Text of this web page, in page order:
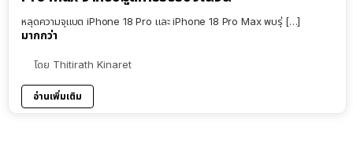
หลุดความจุแบต iPhone 18 Pro และ iPhone 18 Pro Max พบรุ่ […]
มากกว่า
โดย Thitirath Kinaret
อ่านเพิ่มเติม